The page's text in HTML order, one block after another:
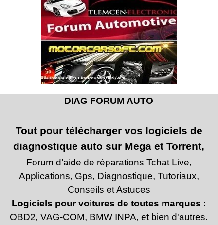
DIAG FORUM AUTO
Tout pour télécharger vos logiciels de
diagnostique auto sur Mega et Torrent,
Forum d’aide de réparations Tchat Live,
Applications, Gps, Diagnostique, Tutoriaux,
Conseils et Astuces
Logiciels pour voitures de toutes marques :
OBD2, VAG-COM, BMW INPA, et bien d'autres.